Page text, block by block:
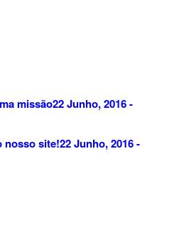
missão22 Junho, 2016 -
nosso site!22 Junho, 2016 -